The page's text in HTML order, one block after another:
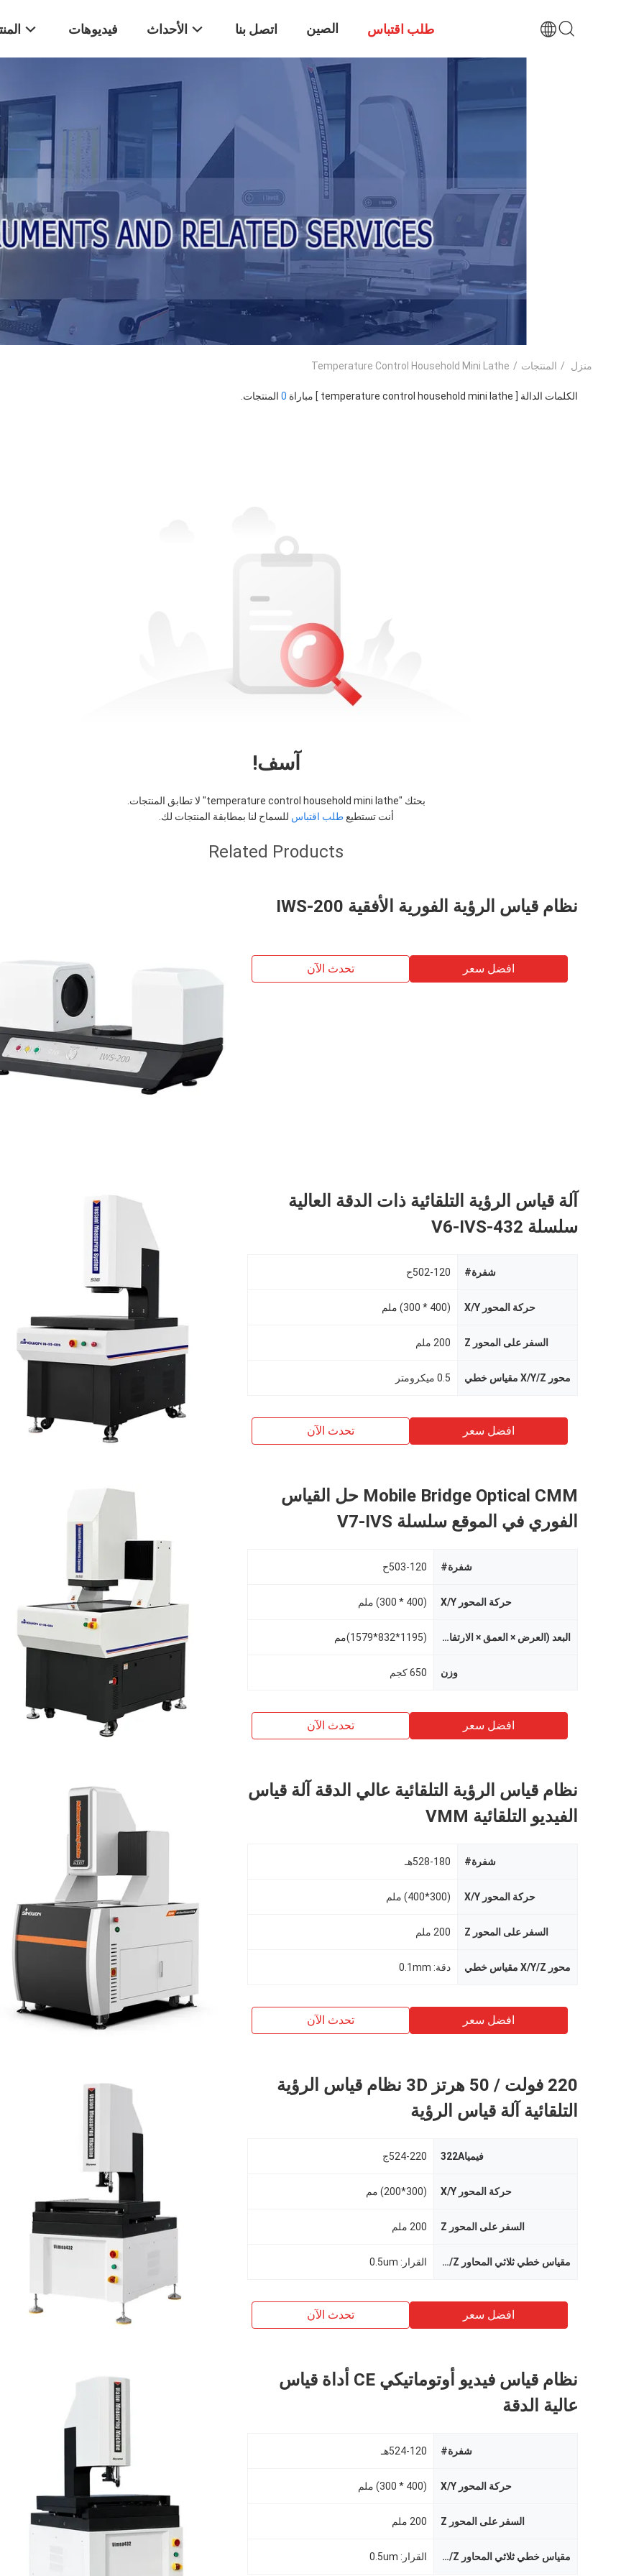
فيديوهات الأحداث اتصل بنا الصين طلب اقتباس
منزل / المنتجات /
Temperature Control Household Mini Lathe
الكلمات الدالة [ temperature control household mini lathe ] مباراة 0 المنتجات.
آسف!
بحثك "temperature control household mini lathe" لا تطابق المنتجات.
أنت تستطيعطلب اقتباس للسماح لنا بمطابقة المنتجات لك.
Related Products
نظام قياس الرؤية الفورية الأفقية IWS-200
افضل سعر تحدث الآن
آلة قياس الرؤية التلقائية ذات الدقة العالية
سلسلة V6-IVS-432
شفرة# 502-120ح
حركة المحور X/Y (400 * 300) ملم
السفر على المحور Z 200 ملم
محور X/Y/Z مقياس خطي 0.5 ميكرومتر
افضل سعر تحدث الآن
Mobile Bridge Optical CMM حل القياس
الفوري في الموقع سلسلة V7-IVS
شفرة# 503-120ح
حركة المحور X/Y (400 * 300) ملم
البعد (العرض × العمق × الارتفاع) (1195*832*1579)مم
وزن 650 كجم
افضل سعر تحدث الآن
نظام قياس الرؤية التلقائية عالي الدقة آلة قياس
الفيديو التلقائية VMM
شفرة# 528-180هـ
حركة المحور X/Y (300*400) ملم
السفر على المحور Z 200 ملم
محور X/Y/Z مقياس خطي دقة: 0.1mm
افضل سعر تحدث الآن
220 فولت / 50 هرتز 3D نظام قياس الرؤية
التلقائية آلة قياس الرؤية
فيميا322A 524-220ج
حركة المحور X/Y (300*200) مم
السفر على المحور Z 200 ملم
مقياس خطي ثلاثي المحاور X/Y/Z (مم) القرار: 0.5um
افضل سعر تحدث الآن
نظام قياس فيديو أوتوماتيكي CE أداة قياس
عالية الدقة
شفرة# 524-120هـ
حركة المحور X/Y (400 * 300) ملم
السفر على المحور Z 200 ملم
مقياس خطي ثلاثي المحاور X/Y/Z (مم) القرار: 0.5um